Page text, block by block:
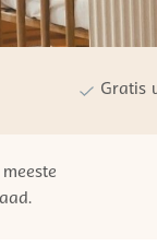
Gratis